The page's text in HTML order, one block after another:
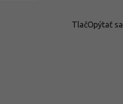
TlačOpýtať sa